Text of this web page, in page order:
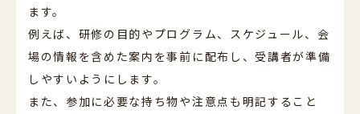
ます。
例えば、研修の目的やプログラム、スケジュール、会
場の情報を含めた案内を事前に配布し、受講者が準備
しやすいようにします。
また、参加に必要な持ち物や注意点も明記すること